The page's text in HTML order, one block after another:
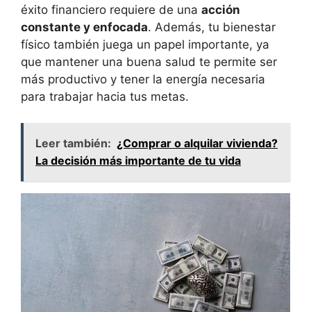
éxito financiero requiere de una acción
constante y enfocada. Además, tu bienestar
físico también juega un papel importante, ya
que mantener una buena salud te permite ser
más productivo y tener la energía necesaria
para trabajar hacia tus metas.
Leer también: ¿Comprar o alquilar vivienda?
La decisión más importante de tu vida